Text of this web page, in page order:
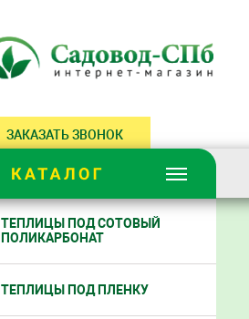
ЗАКАЗАТЬ ЗВОНОК
ТЕПЛИЦЫ ПОД СОТОВЫЙ
ПОЛИКАРБОНАТ
ТЕПЛИЦЫ ПОД ПЛЕНКУ